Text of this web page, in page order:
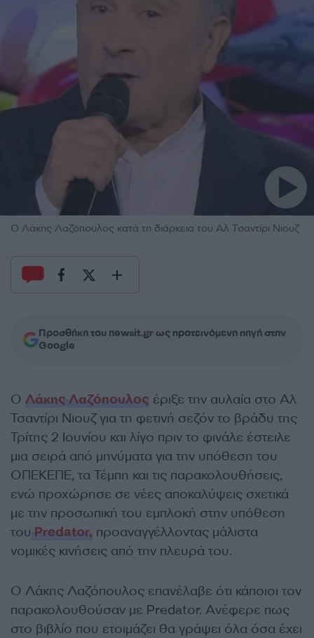
Ο Λάκης Λαζόπουλος κατά τη διάρκεια του Αλ Τσαντίρι Νιουζ
Προσθήκη του newsit.gr ως προτεινόμενη πηγή στην
Google
Ο Λάκης Λαζόπουλος έριξε την αυλαία στο Αλ
Τσαντίρι Νιουζ για τη φετινή σεζόν το βράδυ της
Τρίτης 2 Ιουνίου και λίγο πριν το φινάλε έστειλε
μια σειρά από μηνύματα για την υπόθεση του
ΟΠΕΚΕΠΕ, τα Τέμπη και τις παρακολουθήσεις,
ενώ προχώρησε σε νέες αποκαλύψεις σχετικά
με την προσωπική του εμπλοκή στην υπόθεση
του Predator, προαναγγέλλοντας μάλιστα
νομικές κινήσεις από την πλευρά του.
Ο Λάκης Λαζόπουλος επανέλαβε ότι κάποιοι τον
παρακολουθούσαν με Predator. Ανέφερε πως
στο βιβλίο που ετοιμάζει θα γράψει όλα όσα έχει